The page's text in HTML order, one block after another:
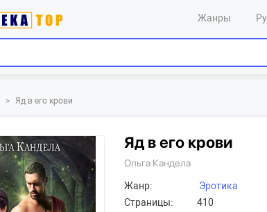
Жанры
> Яд в его крови
Яд в его крови
Ольга Кандела
Жанр:
Эротика
Страницы:
410